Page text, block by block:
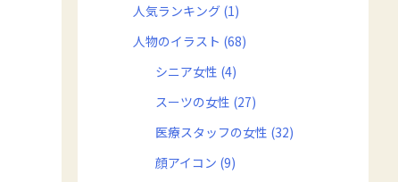
人気ランキング (1)
人物のイラスト (68)
シニア女性 (4)
スーツの女性 (27)
医療スタッフの女性 (32)
顔アイコン (9)